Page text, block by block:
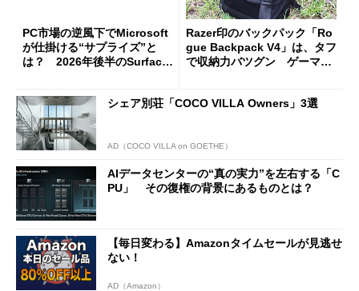
PC市場の逆風下でMicrosoft
が仕掛ける“サプライズ”と
は？ 2026年後半のSurface
Razer印のバックパック「Ro
gue Backpack V4」は、タフ
で収納力バツグン ゲーマー
シェア別荘「COCO VILLA Owners」3選
AD（COCO VILLA on GOETHE）
AIデータセンターの“真の実力”を左右する「C
PU」 その復権の背景にあるものとは？
【毎日変わる】Amazonタイムセールが見逃せ
ない！
AD（Amazon）